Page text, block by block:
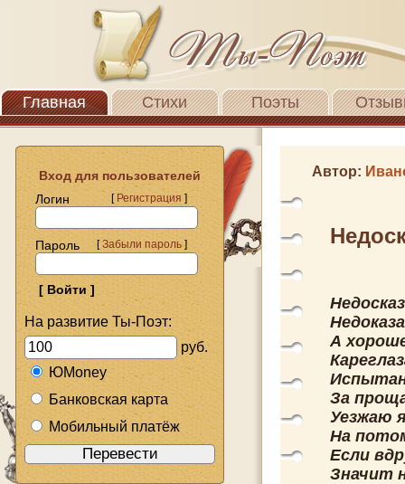
Главная Стихи Поэты
Вход для пользователей
Логин
[Регистрация]
Пароль [Забыли пароль]
На развитие Ты-Поэт:
руб.
ЮMoney
Банковская карта
Мобильный платёж
Автор:
А
За
Уезжаю
На
Если
Значит